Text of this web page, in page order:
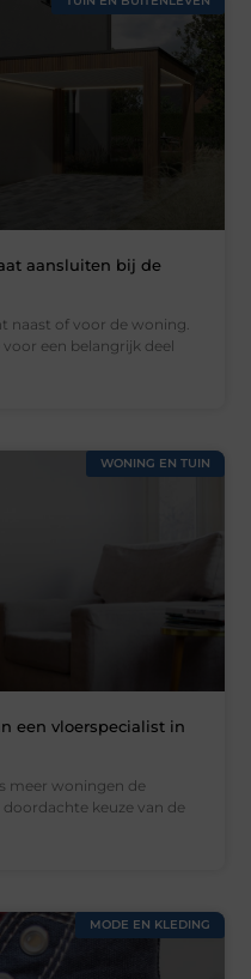
aansluiten bij de
naast of voor de woning.
een belangrijk deel
WONING EN TUIN
een vloerspecialist in
meer woningen de
keuze van de
MODE EN KLEDING